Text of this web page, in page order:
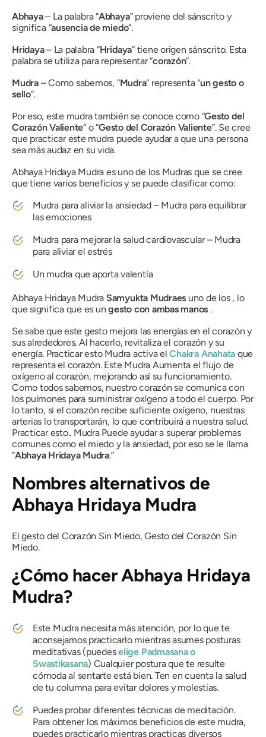
Abhaya– La palabra “Abhaya”proviene del sánscrito y
significa “ausencia de miedo”.
Hridaya– La palabra “Hridaya”tiene origen sánscrito. Esta
palabra se utiliza para representar “corazón”.
Mudra– Como sabemos, “Mudra” representa “un gesto o
sello”.
Por eso, este mudratambién se conoce como “Gesto del
Corazón Valiente” o “Gesto del Corazón Valiente”. Se cree
que practicar este mudra puede ayudar a que una persona
sea más audaz en su vida.
Abhaya Hridaya Mudra es uno de los Mudras que se cree
que tiene varios beneficios y se puede clasificar como:
Mudrapara aliviar la ansiedad – Mudrapara equilibrar
las emociones
Mudrapara mejorar la salud cardiovascular – Mudra
para aliviar el estrés
Un mudra que aporta valentía
Abhaya Hridaya Mudra Samyukta Mudraes uno de los , lo
que significa que es ungesto con ambas manos .
Se sabe que este gesto mejora las energías en el corazón y
sus alrededores. Al hacerlo, revitaliza el corazón y su
energía. Practicar esto Mudra activa elChakra Anahata que
representa el corazón. Este Mudra Aumenta el flujo de
oxígeno al corazón, mejorando así su funcionamiento.
Como todos sabemos, nuestro corazón se comunica con
los pulmones para suministrar oxígeno a todo el cuerpo. Por
lo tanto, si el corazón recibe suficiente oxígeno, nuestras
arterias lo transportarán, lo que contribuirá a nuestra salud.
Practicar esto.. MudraPuede ayudar a superar problemas
comunes como el miedo y la ansiedad, por eso se le llama
“Abhaya Hridaya Mudra.”
Nombres alternativos de
Abhaya Hridaya Mudra
El gesto del Corazón Sin Miedo, Gesto del Corazón Sin
Miedo.
¿Cómo hacerAbhaya Hridaya
Mudra?
Este Mudranecesita más atención, por lo que te
aconsejamos practicarlo mientras asumes posturas
meditativas (puedeselige Padmasanao
Swastikasana) Cualquier postura que te resulte
cómoda al sentarte está bien. Ten en cuenta la salud
de tu columna para evitar dolores y molestias.
Puedes probar diferentes técnicas de meditación.
Para obtener los máximos beneficios de este mudra,
puedes practicarlo mientras practicas diversos